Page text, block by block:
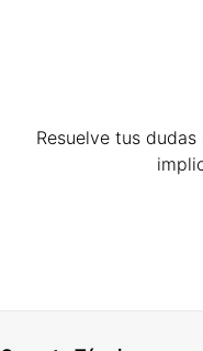
Resuelve tus